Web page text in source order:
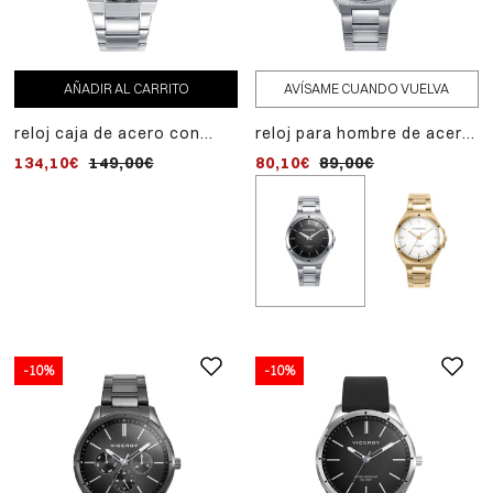
AÑADIR AL CARRITO
reloj caja de acero con
atm y brazalete de acero
134,10€ 149,00€
AVÍSAME CUANDO VUELVA
reloj para hombre de acero
movimiento de cuarzo
80,10€ 89,00€
-10%
-10%
AÑADIR
-10%